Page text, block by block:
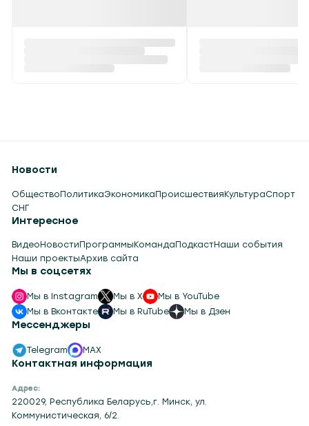
Контактная информация
Адрес:
220029, Республика Беларусь,г. Минск, ул.
Коммунистическая, 6/2.
Новости
ОбществоПолитикаЭкономикаПроисшествияКультураСпорт
СНГ
Интересное
ВидеоНовостиПрограммыКомандаПодкастНаши события
Наши проектыАрхив сайта
Мы в соцсетях
Мы в Instagram Мы в X
Мы в YouTube
Мы в Вконтакте
Мы в RuTube Мы в Дзен
Мессенджеры
Telegram MAX